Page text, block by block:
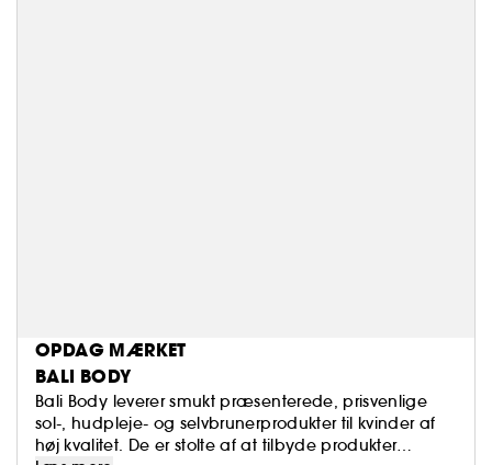
OPDAG MÆRKET
BALI BODY
Bali Body leverer smukt præsenterede, prisvenlige
sol-, hudpleje- og selvbrunerprodukter til kvinder af
høj kvalitet. De er stolte af at tilbyde produkter